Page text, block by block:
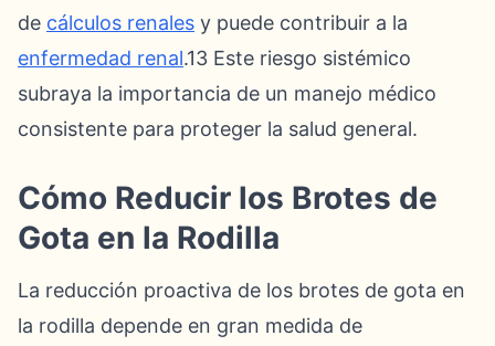
de cálculos renales y puede contribuir a la
enfermedad renal.13 Este riesgo sistémico
subraya la importancia de un manejo médico
consistente para proteger la salud general.
Cómo Reducir los Brotes de
Gota en la Rodilla
La reducción proactiva de los brotes de gota en
la rodilla depende en gran medida de